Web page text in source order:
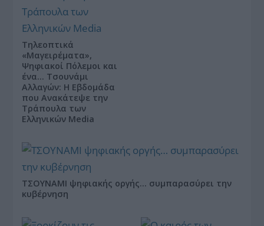
Τηλεοπτικά
«Μαγειρέματα»,
Ψηφιακοί Πόλεμοι και
ένα… Τσουνάμι
Αλλαγών: Η Εβδομάδα
που Ανακάτεψε την
Τράπουλα των
Ελληνικών Media
ΤΣΟΥΝΑΜΙ ψηφιακής οργής… συμπαρασύρει την
κυβέρνηση